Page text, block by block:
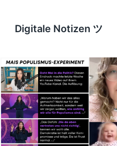
Digitale Notizen ツ